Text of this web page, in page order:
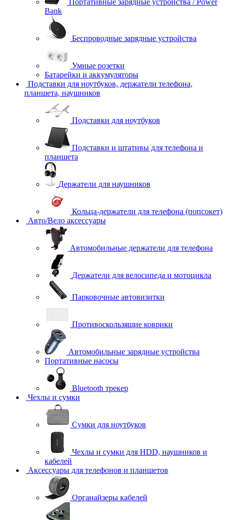
Портативные зарядные устройства / Power
Bank
Беспроводные зарядные устройства
Умные розетки
Батарейки и аккумуляторы
Подставки для ноутбуков, держатели телефона,
планшета, наушников
Подставки для ноутбуков
Подставки и штативы для телефона и
планшета
Держатели для наушников
Кольца-держатели для телефона (попсокет)
Авто/Вело аксессуары
Автомобильные держатели для телефона
Держатели для велосипеда и мотоцикла
Парковочные автовизитки
Противоскользящие коврики
Автомобильные зарядные устройства
Портативные насосы
Bluetooth трекер
Чехлы и сумки
Сумки для ноутбуков
Чехлы и сумки для HDD, наушников и
кабелей
Аксессуары для телефонов и планшетов
Органайзеры кабелей